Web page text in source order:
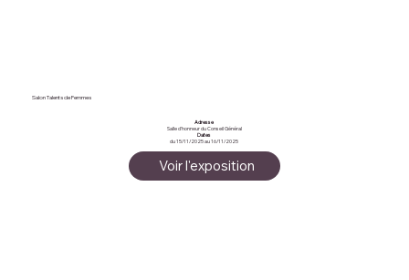
Salon Talents de Femmes
Adresse
Salle d'honneur du Conseil Général
Dates
du 15/11/2025 au 16/11/2025
Voir l'exposition